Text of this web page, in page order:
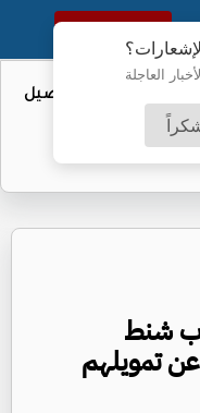
العاجلة
النسخة الكاملة
مخزون النفط - تفاصيل
شنط
تمويلهم